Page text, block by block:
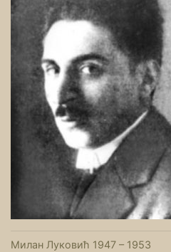
Милан Луковић 1947 – 1953